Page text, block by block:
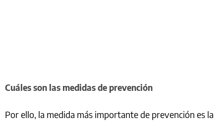
Cuáles son las medidas de prevención
Por ello, la medida más importante de prevención es la